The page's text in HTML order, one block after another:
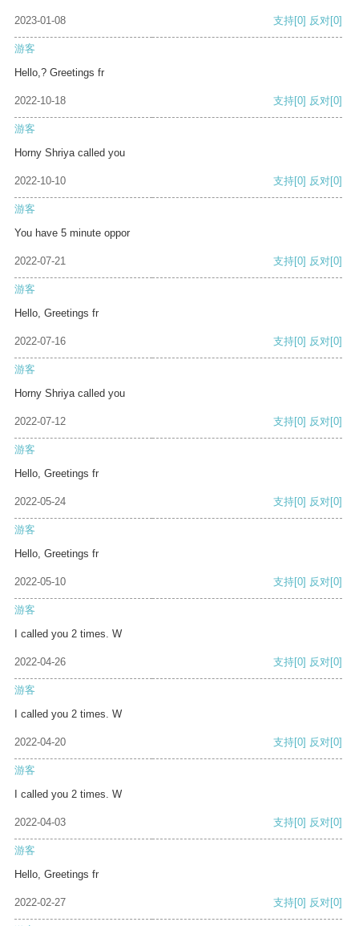
2023-01-08 支持[0] 反对[0]
游客
Hello,? Greetings fr
2022-10-18 支持[0] 反对[0]
游客
Horny Shriya called you
2022-10-10 支持[0] 反对[0]
游客
You have 5 minute oppor
2022-07-21 支持[0] 反对[0]
游客
Hello, Greetings fr
2022-07-16 支持[0] 反对[0]
游客
Horny Shriya called you
2022-07-12 支持[0] 反对[0]
游客
Hello, Greetings fr
2022-05-24 支持[0] 反对[0]
游客
Hello, Greetings fr
2022-05-10 支持[0] 反对[0]
游客
I called you 2 times. W
2022-04-26 支持[0] 反对[0]
游客
I called you 2 times. W
2022-04-20 支持[0] 反对[0]
游客
I called you 2 times. W
2022-04-03 支持[0] 反对[0]
游客
Hello, Greetings fr
2022-02-27 支持[0] 反对[0]